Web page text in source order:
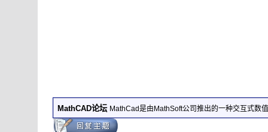
MathCAD论坛 MathCad是由MathSoft公司推出的一种交互式数